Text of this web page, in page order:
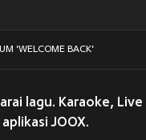
'WELCOME BACK'
lagu. Karaoke, Live
JOOX.